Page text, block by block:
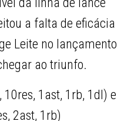
a falta de eficácia
Leite no lançamento
ao triunfo.
10res, 1ast, 1rb, 1dl) e
2ast, 1rb)